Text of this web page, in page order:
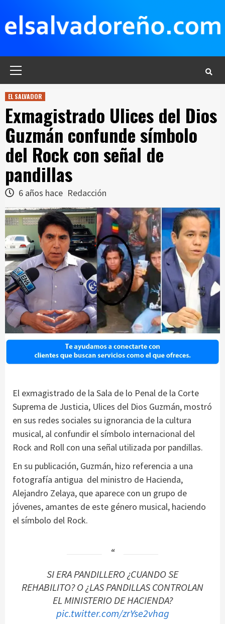
contenido
EL SALVADOR
Exmagistrado Ulices del Dios
Guzmán confunde símbolo
del Rock con señal de
pandillas
6 años hace Redacción
El exmagistrado de la Sala de lo Penal de la Corte
Suprema de Justicia, Ulices del Dios Guzmán, mostró
en sus redes sociales su ignorancia de la cultura
musical, al confundir el símbolo internacional del
Rock and Roll con una señal utilizada por pandillas.
En su publicación, Guzmán, hizo referencia a una
fotografía antigua del ministro de Hacienda,
Alejandro Zelaya, que aparece con un grupo de
jóvenes, amantes de este género musical, haciendo
el símbolo del Rock.
SI ERA PANDILLERO ¿CUANDO SE
REHABILITO? O ¿LAS PANDILLAS CONTROLAN
EL MINISTERIO DE HACIENDA?
pic.twitter.com/zrYse2vhag